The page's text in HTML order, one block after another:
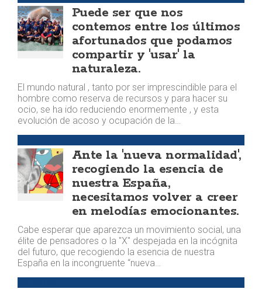
Puede ser que nos
contemos entre los últimos
afortunados que podamos
compartir y 'usar' la
naturaleza.
El mundo natural , tanto por ser imprescindible para el
hombre como reserva de recursos y para hacer su
ocio, se ha ido reduciendo enormemente , y esta
evolución de acoso y ocupación de la…
Ante la 'nueva normalidad',
recogiendo la esencia de
nuestra España,
necesitamos volver a creer
en melodías emocionantes.
Cabe esperar que aparezca un movimiento social, una
élite de pensadores o la "X" despejada en la incógnita
del futuro, que recogiendo la esencia de nuestra
España en la incongruente “nueva…